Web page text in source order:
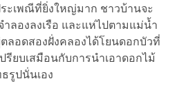
ระเพณีที่ยิ่งใหญ่มาก ชาวบ้านจะ
ลองลงเรือ และแห่ไปตามแม่น้ำ
ลอดสองฝั่งคลองได้โยนดอกบัวที่
รียบเสมือนกับการนำเอาดอกไม้
รูปนั่นเอง